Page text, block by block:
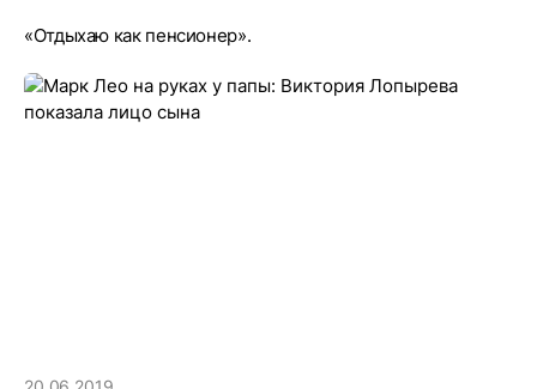
«Отдыхаю как пенсионер».